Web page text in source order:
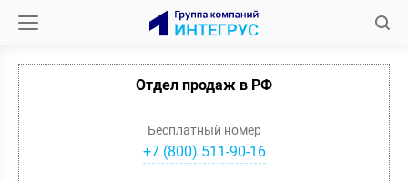
Отдел продаж в РФ
Бесплатный номер
+7 (800) 511-90-16